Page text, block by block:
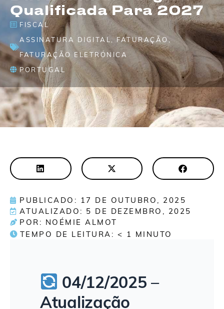
Qualificada Para 2027
FISCAL
ASSINATURA DIGITAL
,FATURAÇÃO
FATURAÇÃO ELETRÓNICA
PORTUGAL
PUBLICADO: 17 DE OUTUBRO, 2025
ATUALIZADO: 5 DE DEZEMBRO, 2025
POR: NOÉMIE ALMOT
TEMPO DE LEITURA: < 1 MINUTO
04/12/2025 –
Atualização